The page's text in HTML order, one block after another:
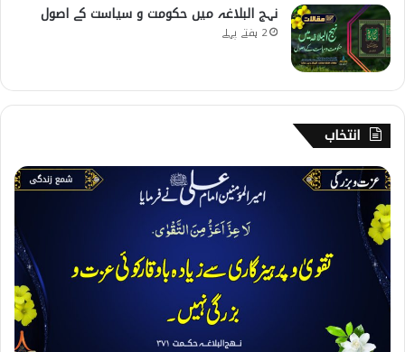
نہج البلاغہ میں حکومت و سیاست کے اصول
2 ہفتے پہلے
انتخاب
3
4
0
۔
ز
ت
و